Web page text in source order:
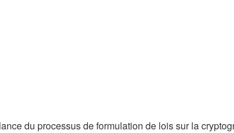
du processus de formulation de lois sur la